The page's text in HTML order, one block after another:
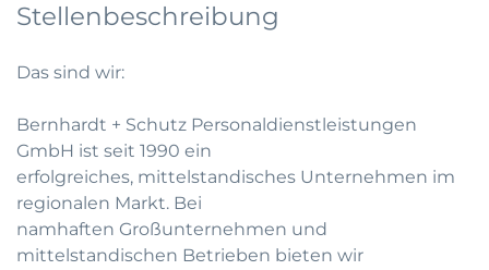
Stellenbeschreibung
Das sind wir:
Bernhardt + Schutz Personaldienstleistungen
GmbH ist seit 1990 ein
erfolgreiches, mittelstandisches Unternehmen im
regionalen Markt. Bei
namhaften Großunternehmen und
mittelstandischen Betrieben bieten wir